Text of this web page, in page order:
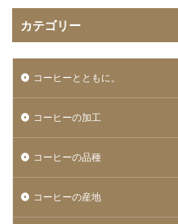
カテゴリー
コーヒーとともに。
コーヒーの加工
コーヒーの品種
コーヒーの産地